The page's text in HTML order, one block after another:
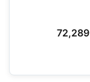
ارتفاع حصيلة الشهداء في قطاع غزة إلى 72,289